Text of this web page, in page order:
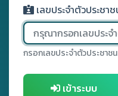
เลขประจำตัวประช
กรอกเลขประจำตัวประชาช
เข้าระบบ